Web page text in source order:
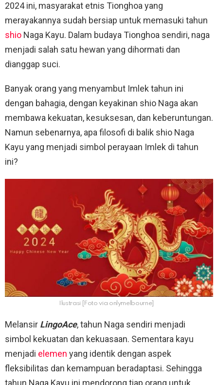
2024 ini, masyarakat etnis Tionghoa yang
merayakannya sudah bersiap untuk memasuki tahun
shio Naga Kayu. Dalam budaya Tionghoa sendiri, naga
menjadi salah satu hewan yang dihormati dan
dianggap suci.
Banyak orang yang menyambut Imlek tahun ini
dengan bahagia, dengan keyakinan shio Naga akan
membawa kekuatan, kesuksesan, dan keberuntungan.
Namun sebenarnya, apa filosofi di balik shio Naga
Kayu yang menjadi simbol perayaan Imlek di tahun
ini?
Ilustrasi [Foto via onlymelbourne]
Melansir LingoAce, tahun Naga sendiri menjadi
simbol kekuatan dan kekuasaan. Sementara kayu
menjadi elemen yang identik dengan aspek
fleksibilitas dan kemampuan beradaptasi. Sehingga
tahun Naga Kayu ini mendorong tiap orang untuk